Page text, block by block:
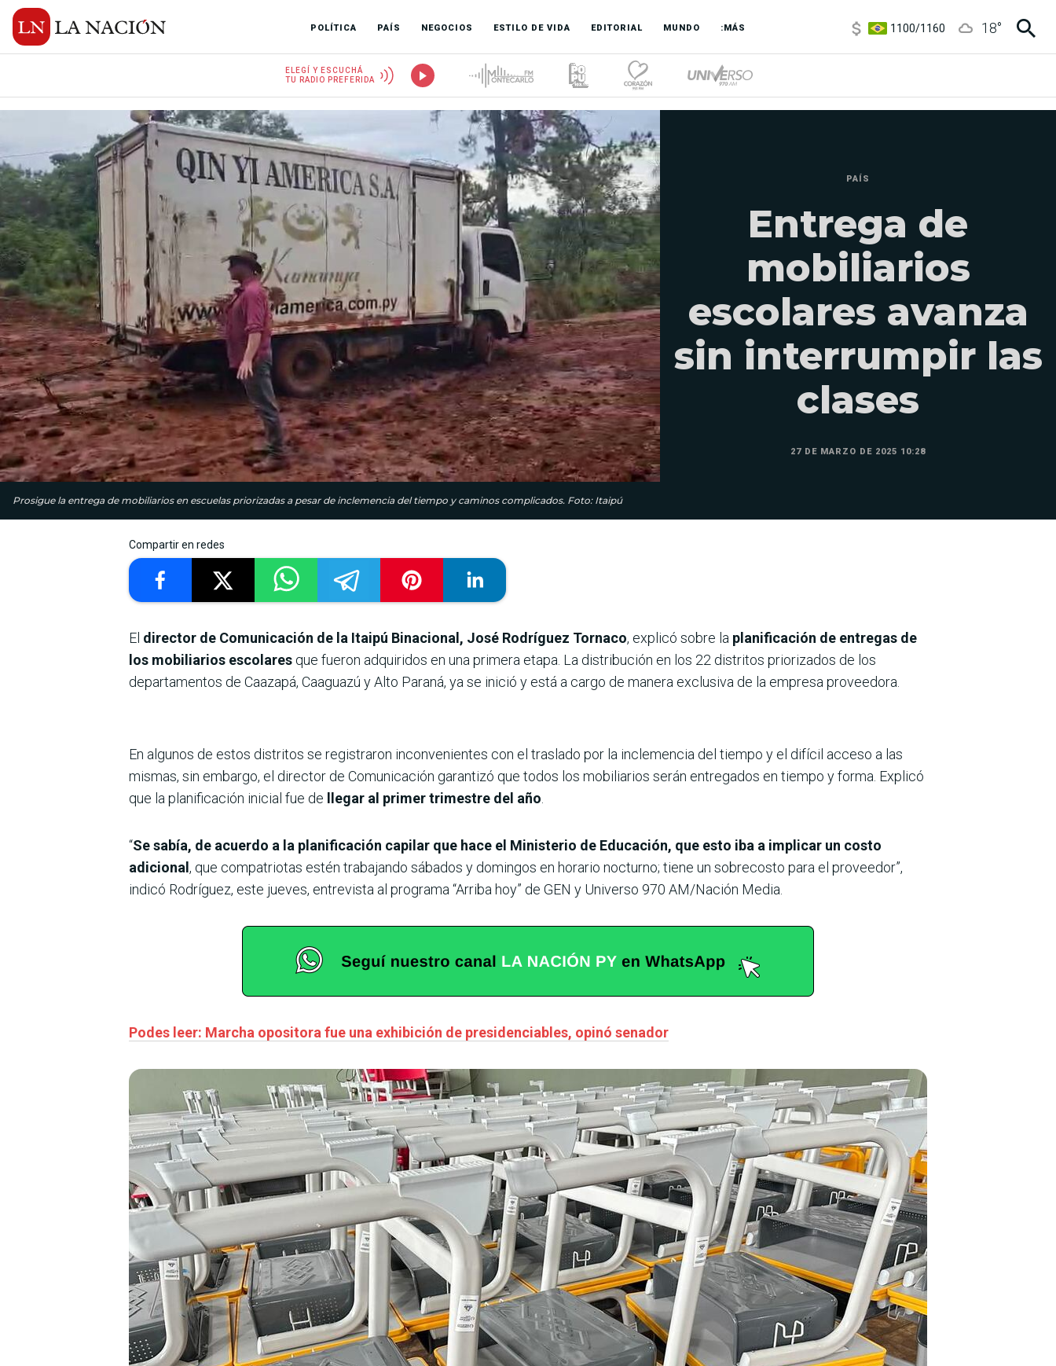
POLÍTICA PAÍS NEGOCIOS ESTILO DE VIDA EDITORIAL MUNDO :MÁS
3,8/4
18°
ELEGÍ Y ESCUCHÁ
TU RADIO PREFERIDA
Prosigue la entrega de mobiliarios en escuelas priorizadas a pesar de inclemencia del tiempo y caminos complicados. Foto: Itaipú
PAÍS
Entrega de
mobiliarios
escolares avanza
sin interrumpir las
clases
27 DE MARZO DE 2025 10:28
Compartir en redes
El director de Comunicación de la Itaipú Binacional, José Rodríguez Tornaco, explicó sobre la planificación de entregas de
los mobiliarios escolares que fueron adquiridos en una primera etapa. La distribución en los 22 distritos priorizados de los
departamentos de Caazapá, Caa­guazú y Alto Paraná, ya se inició y está a cargo de manera exclusiva de la empresa proveedora.
En algunos de estos distritos se registraron inconvenientes con el traslado por la inclemencia del tiempo y el difícil acceso a las
mismas, sin embargo, el director de Comunicación garantizó que todos los mobiliarios serán entregados en tiempo y forma. Explicó
que la planificación inicial fue de
llegar al primer trimestre del año.
“Se sabía, de acuerdo a la planificación capilar que hace el Ministerio de Educación, que esto iba a implicar un costo
adicional , que compatriotas estén trabajando sábados y domingos en horario nocturno; tiene un sobrecosto para el proveedor”,
indicó Rodríguez, este jueves, entrevista al programa “Arriba hoy” de GEN y Universo 970 AM/Nación Media.
Podes leer: Marcha opositora fue una exhibición de presidenciables, opinó senador